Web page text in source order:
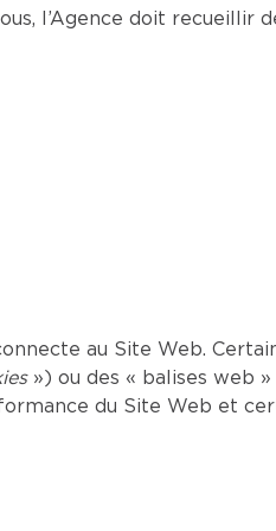
l’Agence doit recueillir
au Site Web.
») ou des « balises web »
du Site Web et